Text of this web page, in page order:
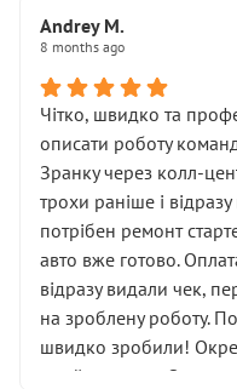
Для людини, яка хоча б
це звучить як мінімум
спроба продати
ущільнювачів.
Що прикро — це не
вас стартер, і тоді
враження. Але згодом
лобовим склом. Мені
відкручували”, і
новий власник, не
Але після нинішнього
здаються дрібницями.
Я — клієнт, який
Andrey M.
8 months ago
Чітко, швидко та
описати роботу
Зранку через колл-
трохи раніше і
потрібен ремонт
авто вже готово.
відразу видали чек,
на зроблену роботу.
швидко зробили!
приймальнику